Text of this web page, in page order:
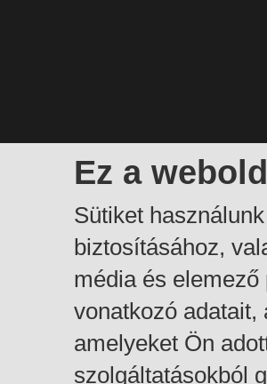
Ez a
Sütiket
biztosításához,
média és
vonatkozó adatait,
amelyeket Ön
szolgáltatásokból